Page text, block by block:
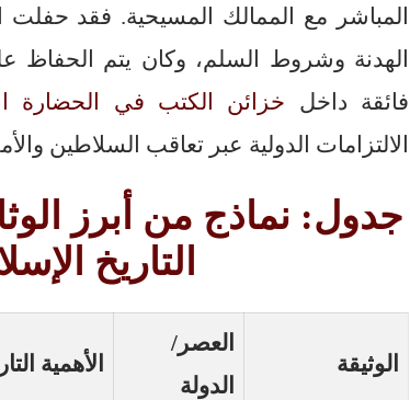
المباشر مع الممالك المسيحية. فقد حفلت
الهدنة وشروط السلم، وكان يتم الحفاظ
فائقة داخل خزائن الكتب في الحضارة
الالتزامات الدولية عبر تعاقب السلاطين
جدول: نماذج من أبرز
التاريخ
الوثيقة
العصر/
الدولة
الأهمية